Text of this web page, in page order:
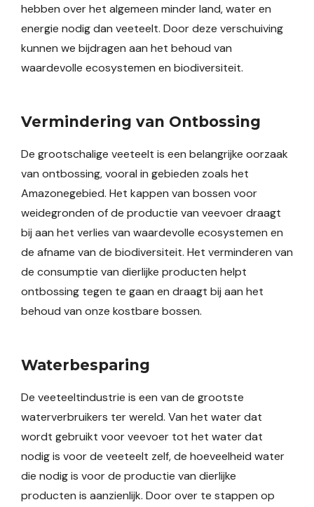
hebben over het algemeen minder land, water en
energie nodig dan veeteelt. Door deze verschuiving
kunnen we bijdragen aan het behoud van
waardevolle ecosystemen en biodiversiteit.
Vermindering van Ontbossing
De grootschalige veeteelt is een belangrijke oorzaak
van ontbossing, vooral in gebieden zoals het
Amazonegebied. Het kappen van bossen voor
weidegronden of de productie van veevoer draagt
bij aan het verlies van waardevolle ecosystemen en
de afname van de biodiversiteit. Het verminderen van
de consumptie van dierlijke producten helpt
ontbossing tegen te gaan en draagt bij aan het
behoud van onze kostbare bossen.
Waterbesparing
De veeteeltindustrie is een van de grootste
waterverbruikers ter wereld. Van het water dat
wordt gebruikt voor veevoer tot het water dat
nodig is voor de veeteelt zelf, de hoeveelheid water
die nodig is voor de productie van dierlijke
producten is aanzienlijk. Door over te stappen op